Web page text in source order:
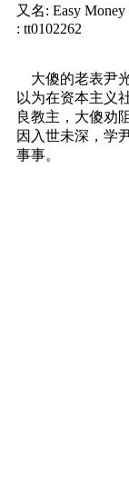
又名: Easy Money
: tt0102262
大傻的老表尹
以为在资本主义
良教主，大傻劝
因入世未深，学
事事。